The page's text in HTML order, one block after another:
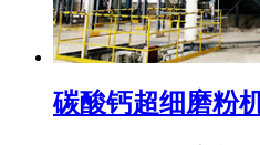
碳酸钙超细磨粉